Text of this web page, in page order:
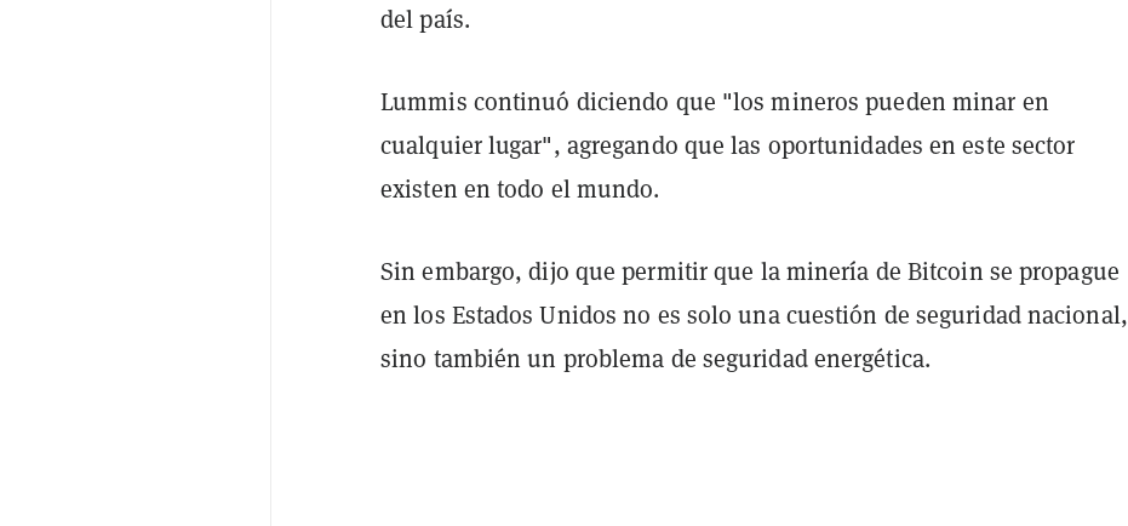
del país.
Lummis continuó diciendo que "los mineros pueden minar en
cualquier lugar", agregando que las oportunidades en este sector
existen en todo el mundo.
Sin embargo, dijo que permitir que la minería de Bitcoin se propague
en los Estados Unidos no es solo una cuestión de seguridad nacional,
sino también un problema de seguridad energética.